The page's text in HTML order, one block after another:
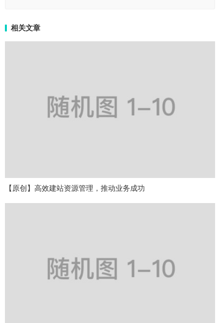
相关文章
【原创】高效建站资源管理，推动业务成功